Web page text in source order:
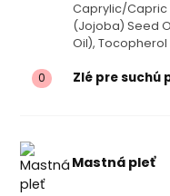
Caprylic/capric
(jojoba) Seed
Oil), Tocopherol
0 Zlé pre suchú
Mastná pleť